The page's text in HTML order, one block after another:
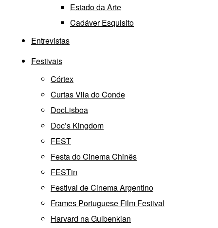
Estado da Arte
Cadáver Esquisito
Entrevistas
Festivais
Córtex
Curtas Vila do Conde
DocLisboa
Doc’s Kingdom
FEST
Festa do Cinema Chinês
FESTin
Festival de Cinema Argentino
Frames Portuguese Film Festival
Harvard na Gulbenkian